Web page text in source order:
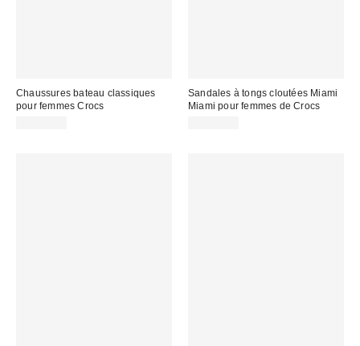
Chaussures bateau classiques
pour femmes Crocs
Sandales à tongs cloutées Miami
Miami pour femmes de Crocs